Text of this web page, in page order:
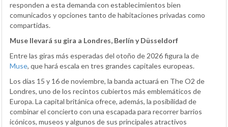
responden a esta demanda con establecimientos bien
comunicados y opciones tanto de habitaciones privadas como
compartidas.
Muse llevará su gira a Londres, Berlín y Düsseldorf
Entre las giras más esperadas del otoño de 2026 figura la de
Muse, que hará escala en tres grandes capitales europeas.
Los días 15 y 16 de noviembre, la banda actuará en The O2 de
Londres, uno de los recintos cubiertos más emblemáticos de
Europa. La capital británica ofrece, además, la posibilidad de
combinar el concierto con una escapada para recorrer barrios
icónicos, museos y algunos de sus principales atractivos